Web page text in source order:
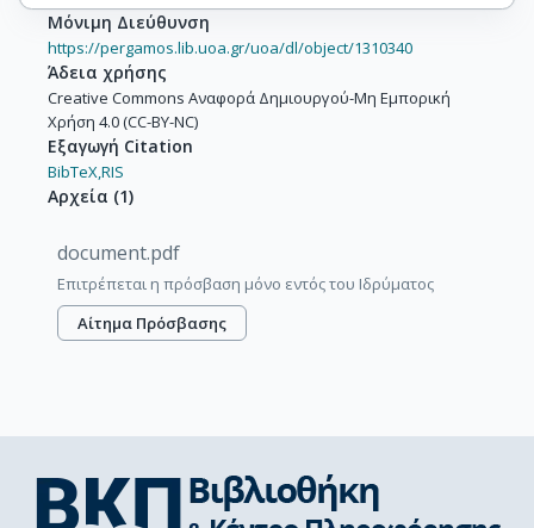
Μόνιμη Διεύθυνση
https://pergamos.lib.uoa.gr/uoa/dl/object/1310340
Άδεια χρήσης
Creative Commons Αναφορά Δημιουργού-Μη Εμπορική
Χρήση 4.0 (CC-BY-NC)
Εξαγωγή Citation
BibTeX,RIS
Αρχεία (1)
document.pdf
Επιτρέπεται η πρόσβαση μόνο εντός του Ιδρύματος
Αίτημα Πρόσβασης